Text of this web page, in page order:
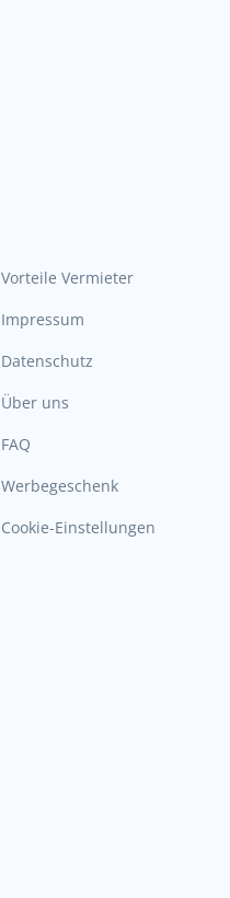
Vorteile Vermieter
Impressum
Datenschutz
Über uns
FAQ
Werbegeschenk
Cookie-Einstellungen